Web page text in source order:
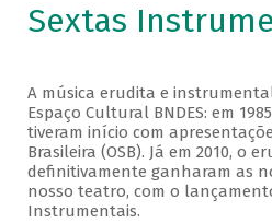
Sextas
A música erudita e
Espaço Cultural BNDES: em
tiveram início com
Brasileira (OSB). Já em 2010, o
definitivamente ganharam as
nosso teatro, com o
Instrumentais.